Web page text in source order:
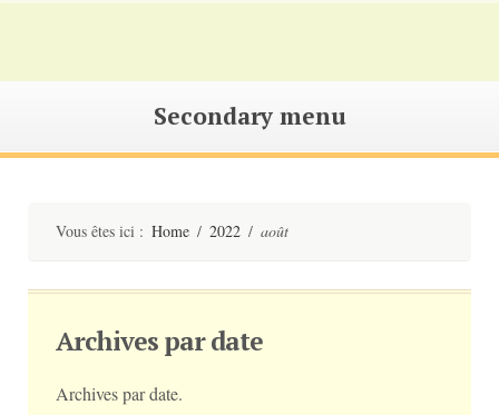
Secondary menu
Vous êtes ici : Home / 2022 / août
Archives par date
Archives par date.